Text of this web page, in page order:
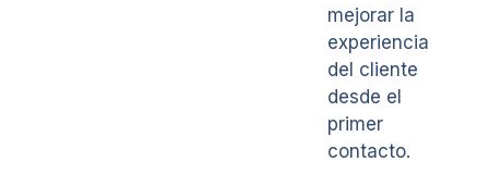
mejorar la
experiencia
del cliente
desde el
primer
contacto.